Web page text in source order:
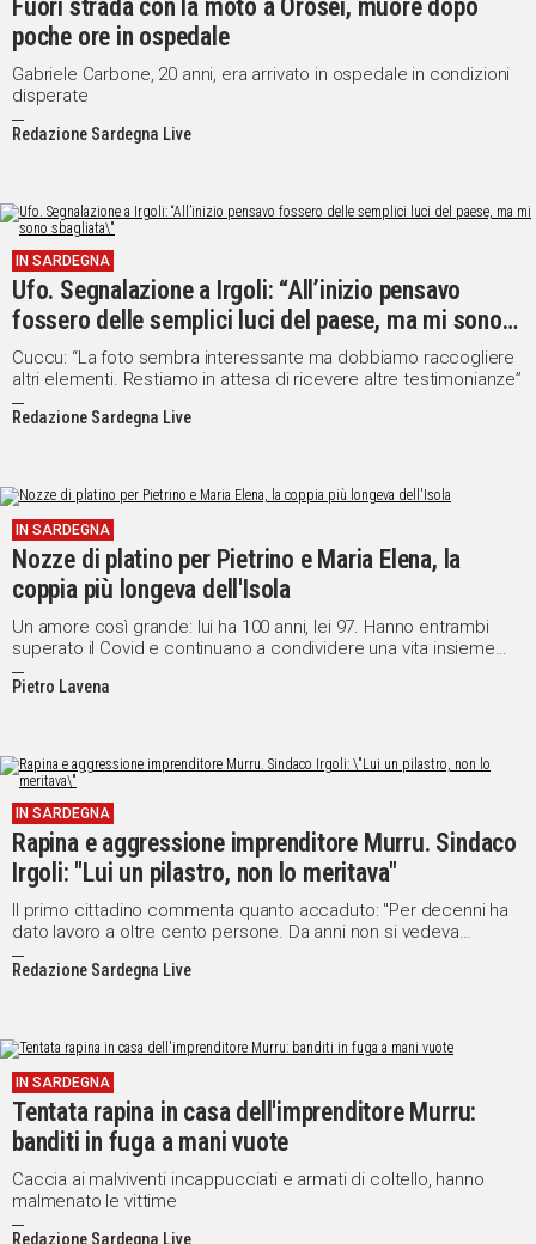
Fuori strada con la moto a Orosei, muore dopo
poche ore in ospedale
Gabriele Carbone, 20 anni, era arrivato in ospedale in condizioni
disperate
Redazione Sardegna Live
IN SARDEGNA
Ufo. Segnalazione a Irgoli: “All’inizio pensavo
fossero delle semplici luci del paese, ma mi sono
sbagliata"
Cuccu: “La foto sembra interessante ma dobbiamo raccogliere
altri elementi. Restiamo in attesa di ricevere altre testimonianze”
Redazione Sardegna Live
IN SARDEGNA
Nozze di platino per Pietrino e Maria Elena, la
coppia più longeva dell'Isola
Un amore così grande: lui ha 100 anni, lei 97. Hanno entrambi
superato il Covid e continuano a condividere una vita insieme
attraverso le stagioni
Pietro Lavena
IN SARDEGNA
Rapina e aggressione imprenditore Murru. Sindaco
Irgoli: "Lui un pilastro, non lo meritava"
Il primo cittadino commenta quanto accaduto: "Per decenni ha
dato lavoro a oltre cento persone. Da anni non si vedeva
un'azione così violenta nel nostro paese"
Redazione Sardegna Live
IN SARDEGNA
Tentata rapina in casa dell'imprenditore Murru:
banditi in fuga a mani vuote
Caccia ai malviventi incappucciati e armati di coltello, hanno
malmenato le vittime
Redazione Sardegna Live